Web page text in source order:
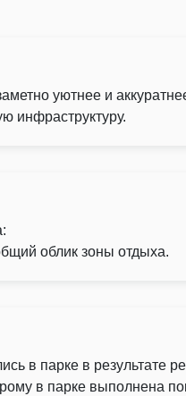
уютнее и
инфраструктуру.
облик зоны отдыха.
в парке в результате
в парке выполнена